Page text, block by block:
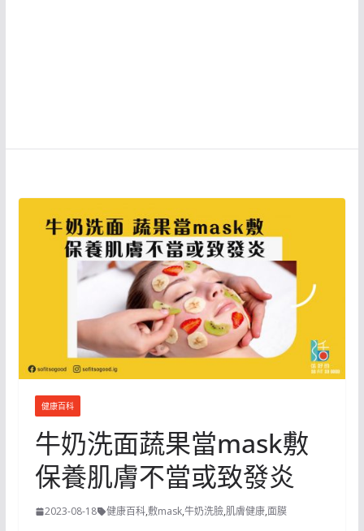
健康百科
牛奶洗面蔬果當mask敷
保養肌膚不當或致發炎
2023-08-18 健康百科,敷mask,牛奶洗臉,肌膚健康,面膜